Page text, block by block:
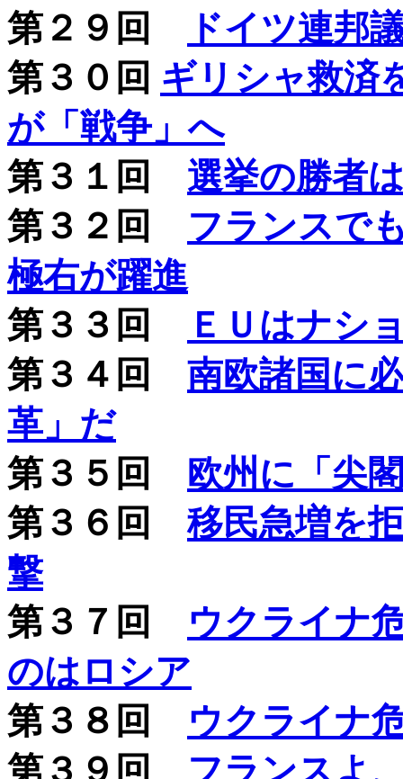
第２９回
ドイツ連邦
第３０回 ギリシャ救済
が「戦争」へ
第３１回 選挙の勝者
第３２回 フランスで
極右が躍進
第３３回
ＥＵはナシ
第３４回 南欧諸国に
革」だ
第３５回
欧州に「尖
第３６回 移民急増を
撃
第３７回 ウクライナ
のはロシア
第３８回 ウクライナ
第３９回 フランスよ